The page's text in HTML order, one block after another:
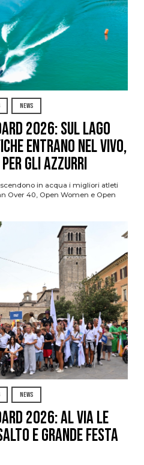
NEWS
2026: sul Lago
entrano nel vivo,
gli azzurri
in acqua i migliori atleti
Over 40, Open Women e Open
NEWS
2026: al via le
e grande festa